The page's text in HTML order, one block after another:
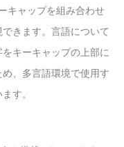
キャップを組み合わせ
きます。言語について
キーキャップの上部に
、多言語環境で使用す
す。